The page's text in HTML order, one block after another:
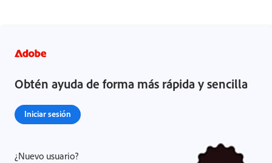
Obtén ayuda de forma más rápida y sencilla
Iniciar sesión
¿Nuevo usuario?